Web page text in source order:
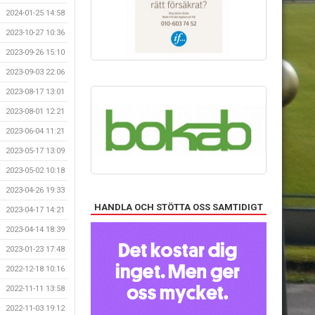
2024-01-25 14:58
2023-10-27 10:36
2023-09-26 15:10
2023-09-03 22:06
2023-08-17 13:01
2023-08-01 12:21
2023-06-04 11:21
2023-05-17 13:09
2023-05-02 10:18
2023-04-26 19:33
2023-04-17 14:21
2023-04-14 18:39
2023-01-23 17:48
2022-12-18 10:16
2022-11-11 13:58
2022-11-03 19:12
HANDLA OCH STÖTTA OSS SAMTIDIGT